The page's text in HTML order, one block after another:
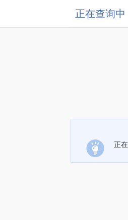
正在查询中
正